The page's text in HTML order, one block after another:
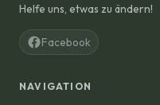
Helfe uns, etwas zu ändern!
Facebook
NAVIGATION